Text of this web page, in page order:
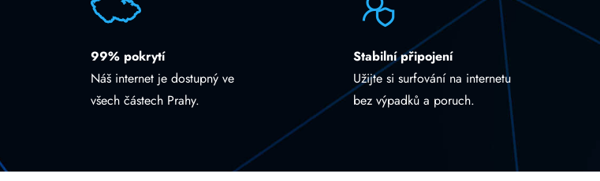
99% pokrytí
Náš internet je dostupný ve
všech částech Prahy.
Stabilní připojení
Užijte si surfování na internetu
bez výpadků a poruch.